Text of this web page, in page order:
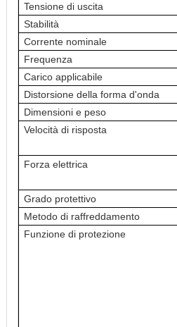
Tensione di uscita
Stabilità
Corrente nominale
Frequenza
Carico applicabile
Distorsione della forma d'onda
Dimensioni e peso
Velocità di risposta
Forza elettrica
Grado protettivo
Metodo di raffreddamento
Funzione di protezione